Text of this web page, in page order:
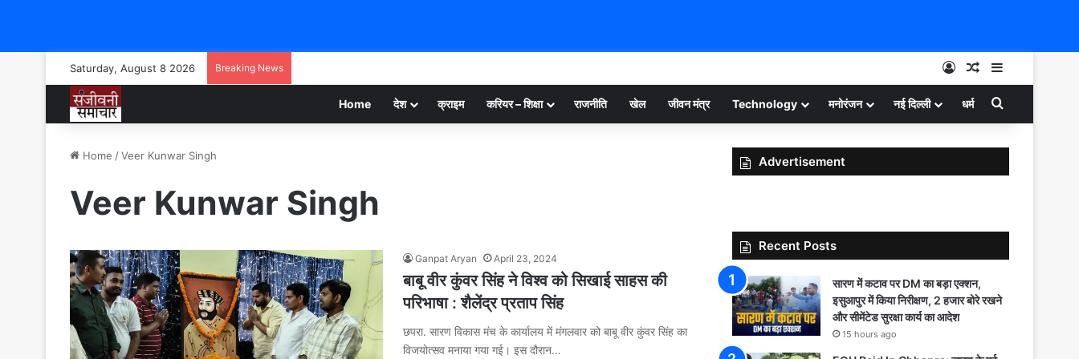
Saturday, August 8 2026 Breaking News Log InRandom Article
Sidebar
Home देश क्राइम करियर – शिक्षा राजनीति खेल जीवन मंत्र Technology मनोरंजन नई दिल्ली धर्म Search for
Home /Veer Kunwar Singh
Veer Kunwar Singh
Ganpat Aryan April 23, 2024
बाबू वीर कुंवर सिंह ने विश्व को सिखाई साहस की
परिभाषा : शैलेंद्र प्रताप सिंह
छपरा. सारण विकास मंच के कार्यालय में मंगलवार को बाबू वीर कुंवर सिंह का
विजयोत्सव मनाया गया गई। इस दौरान…
Advertisement
Recent Posts
सारण में कटाव पर DM का बड़ा एक्शन,
इसुआपुर में किया निरीक्षण, 2 हजार बोरे रखने
और सीमेंटेड सुरक्षा कार्य का आदेश
15 hours ago